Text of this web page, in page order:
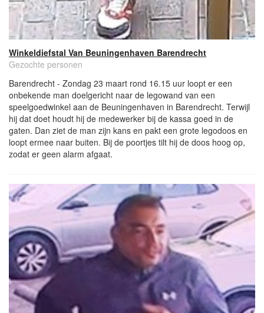
Winkeldiefstal Van Beuningenhaven Barendrecht
Gezochte personen
Barendrecht - Zondag 23 maart rond 16.15 uur loopt er een
onbekende man doelgericht naar de legowand van een
speelgoedwinkel aan de Beuningenhaven in Barendrecht. Terwijl
hij dat doet houdt hij de medewerker bij de kassa goed in de
gaten. Dan ziet de man zijn kans en pakt een grote legodoos en
loopt ermee naar buiten. Bij de poortjes tilt hij de doos hoog op,
zodat er geen alarm afgaat.